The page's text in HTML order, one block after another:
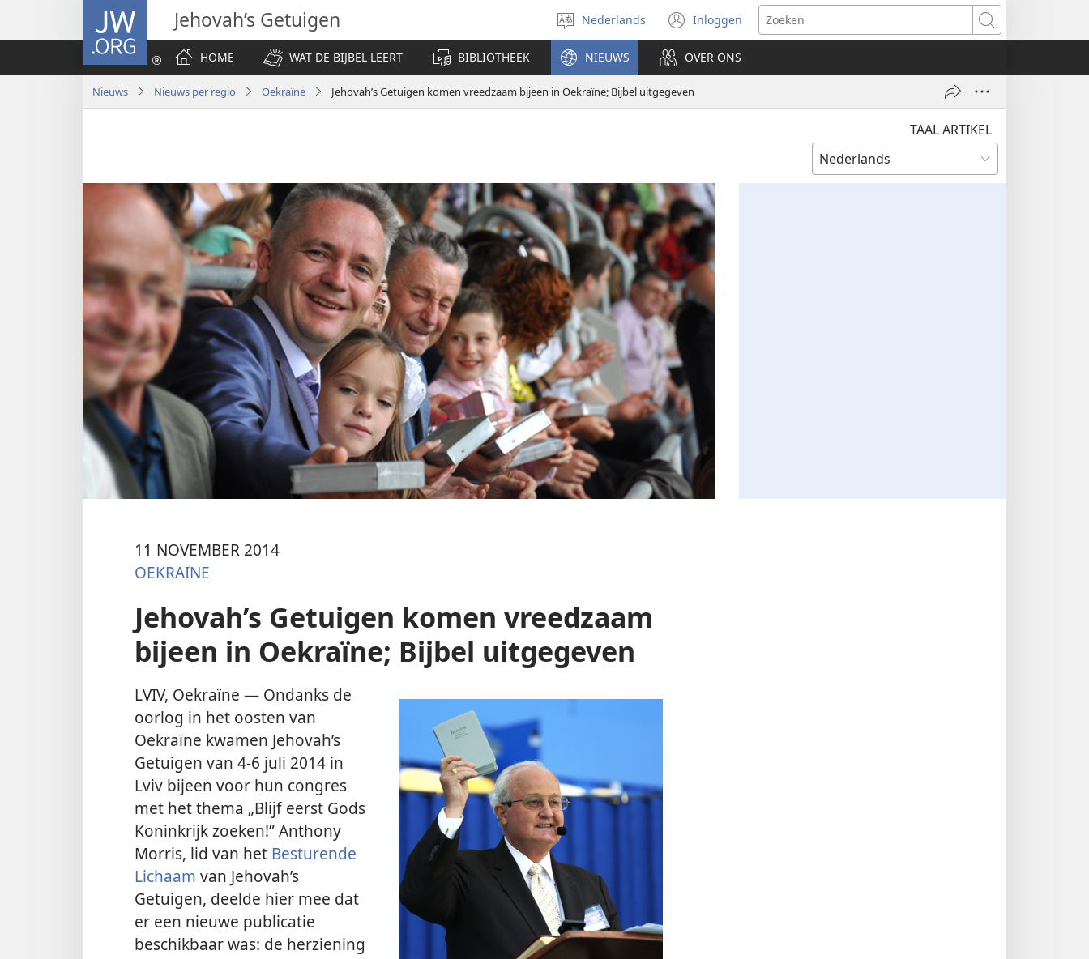
JW.ORG Jehovah’s Getuigen
Taal
selecteren
Nederlands Inloggen
(opent
nieuw
venster)
Zoeken
HOME
WAT DE BIJBEL LEERT BIBLIOTHEEK NIEUWS OVER ONS
Nieuws Nieuws per regio Oekraïne Jehovah’s Getuigen komen vreedzaam bijeen in Oekraïne; Bijbel uitgegeven
TAAL ARTIKEL
11 NOVEMBER 2014
OEKRAÏNE
Jehovah’s Getuigen komen vreedzaam
bijeen in Oekraïne; Bijbel uitgegeven
LVIV, Oekraïne — Ondanks de
oorlog in het oosten van
Oekraïne kwamen Jehovah’s
Getuigen van 4-6 juli 2014 in
Lviv bijeen voor hun congres
met het thema „Blijf eerst Gods
Koninkrijk zoeken!” Anthony
Morris, lid van het Besturende
Lichaam van Jehovah’s
Getuigen, deelde hier mee dat
er een nieuwe publicatie
beschikbaar was: de herziening